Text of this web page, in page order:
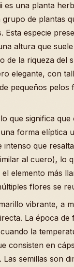
es una planta
de plantas
Esta especie
altura que
de la riqueza del
elegante, con
pequeños
que significa
forma elíptica
que
al cuero), lo
elemento más
flores se
vibrante, a
La época
la
consisten en
semillas son